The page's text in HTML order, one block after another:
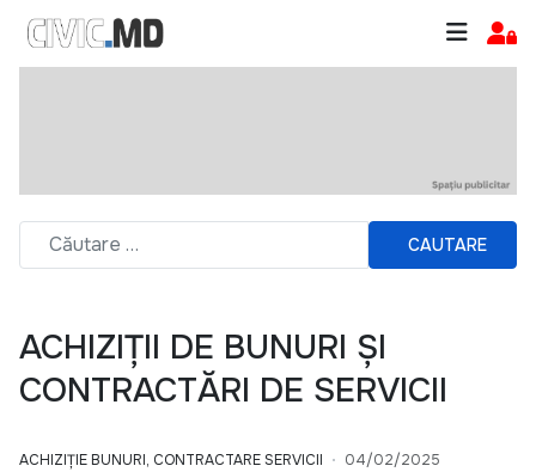
CAUTARE
ACHIZIȚII DE BUNURI ȘI
CONTRACTĂRI DE SERVICII
ACHIZIȚIE BUNURI, CONTRACTARE SERVICII 04/02/2025